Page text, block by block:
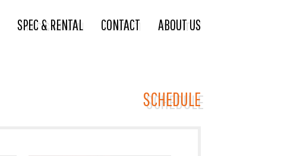
SPEC & RENTAL CONTACT ABOUT US
SCHEDULE